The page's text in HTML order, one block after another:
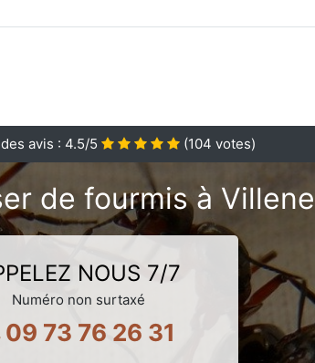
avis : 4.5/5 (104 votes)
de fourmis à
NOUS 7/7
Numéro non surtaxé
09 73 76 26 31